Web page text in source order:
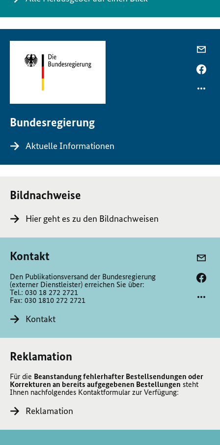
Bundesregierung
Aktuelle Informationen
Bildnachweise
Hier geht es zu den Bildnachweisen
Kontakt
Den Publikationsversand der Bundesregierung
(externer Dienstleister) erreichen Sie über:
Tel.: 030 18 272 2721
Fax: 030 1810 272 2721
Kontakt
Reklamation
Für die Beanstandung fehlerhafter Bestellsendungen oder
Korrekturen an bereits aufgegebenen Bestellungen steht
Ihnen nachfolgendes Kontaktformular zur Verfügung:
Reklamation